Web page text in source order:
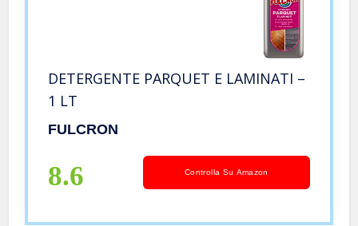
DETERGENTE PARQUET E LAMINATI –
1 LT
FULCRON
8.6 Controlla Su Amazon